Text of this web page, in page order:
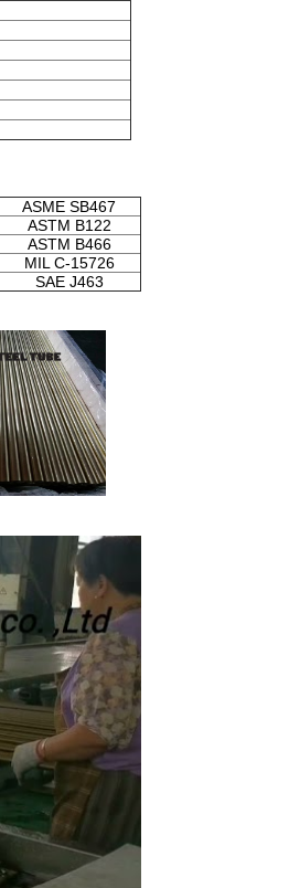
ASME SB467
ASTM B122
ASTM B466
MIL C-15726
SAE J463